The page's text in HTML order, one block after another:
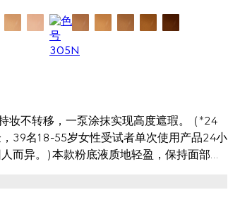
妆不转移，一泵涂抹实现高度遮瑕。 (*24
39名18-55岁女性受试者单次使用产品24小
而异。)本款粉底液质地轻盈，保持面部水